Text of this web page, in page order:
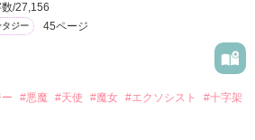
/27,156
タジー 45ページ
#悪魔 #天使 #魔女 #エクソシスト
#十字架